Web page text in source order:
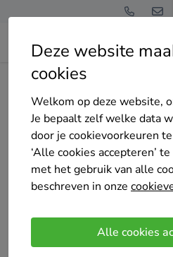
Deze website
cookies
Welkom op deze website,
Je bepaalt zelf welke data
door je cookievoorkeuren
‘Alle cookies accepteren’
met het gebruik van alle
beschreven in onze
Alle cookies
Home Bedrijven overzicht
PrimaRaam Nederland B.V.